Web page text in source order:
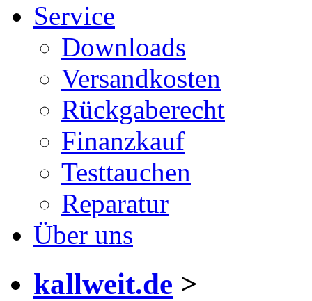
Service
Downloads
Versandkosten
Rückgaberecht
Finanzkauf
Testtauchen
Reparatur
Über uns
kallweit.de >